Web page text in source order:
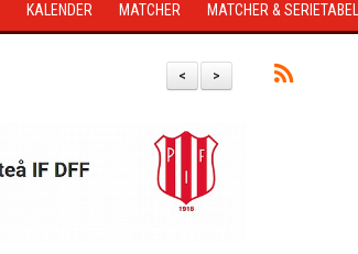
KALENDER MATCHER MATCHER & SERIETABELL
>
<